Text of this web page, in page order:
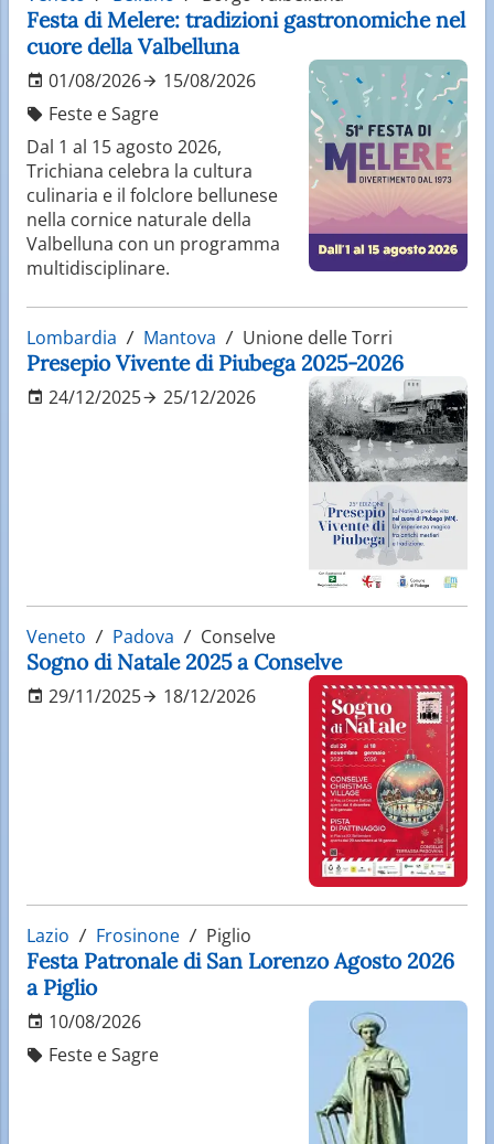
Festa di Melere: tradizioni gastronomiche nel
cuore della Valbelluna
01/08/2026
15/08/2026
Feste e Sagre
Dal 1 al 15 agosto 2026,
Trichiana celebra la cultura
culinaria e il folclore bellunese
nella cornice naturale della
Valbelluna con un programma
multidisciplinare.
Lombardia Mantova Unione delle Torri
Presepio Vivente di Piubega 2025-2026
24/12/2025 25/12/2026
Veneto Padova Conselve
Sogno di Natale 2025 a Conselve
29/11/2025 18/12/2026
Lazio Frosinone Piglio
Festa Patronale di San Lorenzo Agosto 2026
a Piglio
10/08/2026
Feste e Sagre